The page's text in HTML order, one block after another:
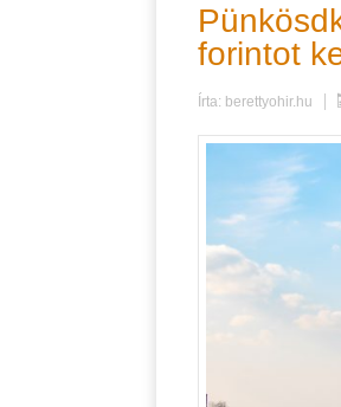
forintot
Írta: berettyohir.hu